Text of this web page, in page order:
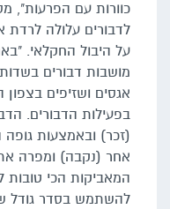
כוורות עם הפרעות",
לדבורים עלולה לרדת
על היבול החקלאי.
מושבות דבורים
אגסים ושזיפים
בפעילות הדבורים.
(זכר) ובאמצעות
אחר (נקבה) ומפרה
המאביקות הכי טובות